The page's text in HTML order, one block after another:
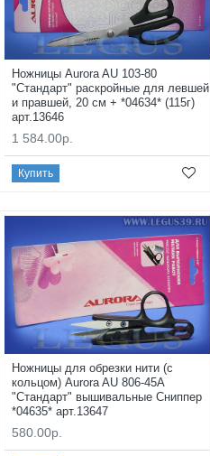
Ножницы Aurora AU 103-80
"Стандарт" раскройные для левшей
и правшей, 20 см + *04634* (115г)
арт.13646
1 584.00р.
Купить
Ножницы для обрезки нити (с
кольцом) Aurora AU 806-45А
"Стандарт" вышивальные Сниппер
*04635* арт.13647
580.00р.